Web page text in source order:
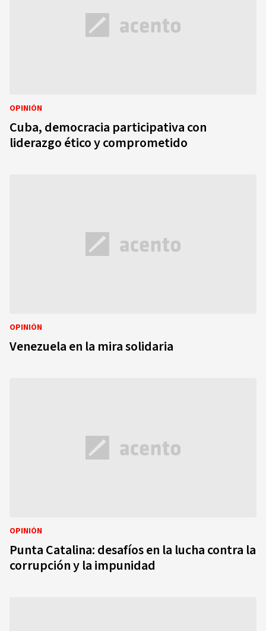
OPINIÓN
Cuba, democracia participativa con
liderazgo ético y comprometido
OPINIÓN
Venezuela en la mira solidaria
OPINIÓN
Punta Catalina: desafíos en la lucha contra la
corrupción y la impunidad